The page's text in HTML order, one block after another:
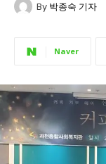
By 박종숙 기자
Naver